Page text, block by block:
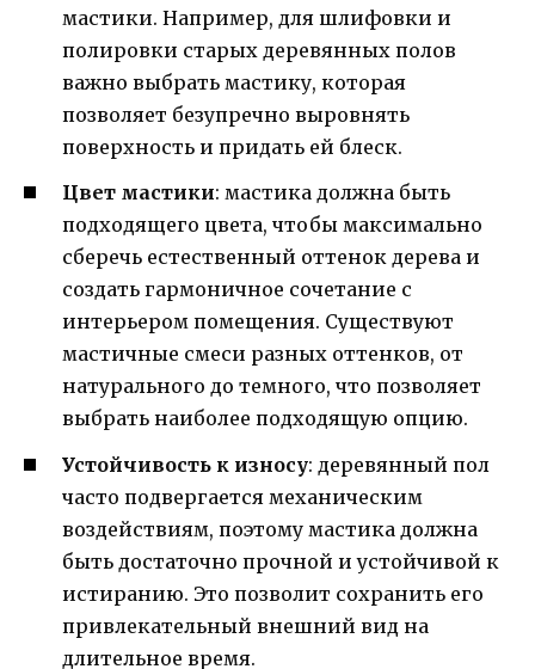
мастики. Например, для шлифовки и
полировки старых деревянных полов
важно выбрать мастику, которая
позволяет безупречно выровнять
поверхность и придать ей блеск.
Цвет мастики: мастика должна быть
подходящего цвета, чтобы максимально
сберечь естественный оттенок дерева и
создать гармоничное сочетание с
интерьером помещения. Существуют
мастичные смеси разных оттенков, от
натурального до темного, что позволяет
выбрать наиболее подходящую опцию.
Устойчивость к износу: деревянный пол
часто подвергается механическим
воздействиям, поэтому мастика должна
быть достаточно прочной и устойчивой к
истиранию. Это позволит сохранить его
привлекательный внешний вид на
длительное время.